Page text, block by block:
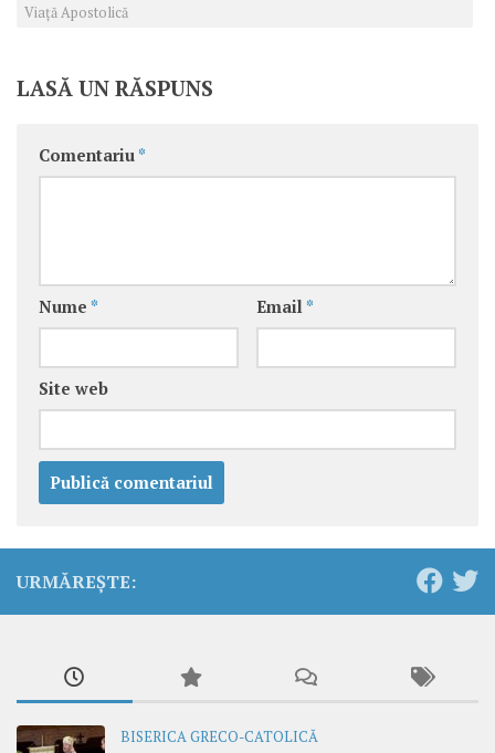
Viaţă Apostolică
LASĂ UN RĂSPUNS
Comentariu *
Nume * Email *
Site web
URMĂREȘTE:
BISERICA GRECO-CATOLICĂ